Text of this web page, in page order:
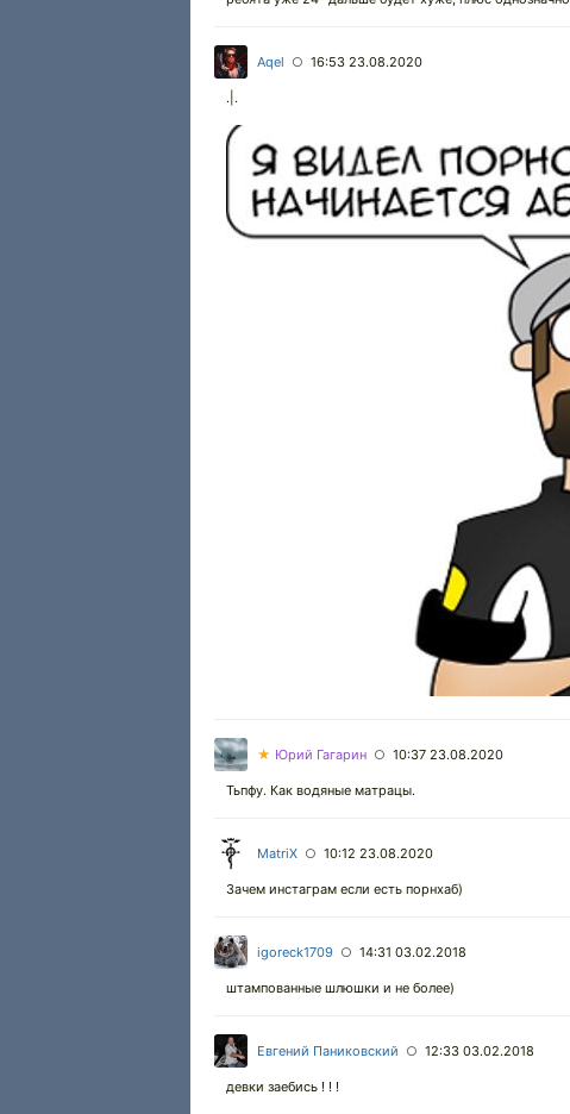
Aqel ○ 16:53 23.08.2020
.|.
★ Юрий Гагарин ○ 10:37 23.08.2020
Тьпфу. Как водяные матрацы.
MatriX ○ 10:12 23.08.2020
Зачем инстаграм если есть порнхаб)
igoreck1709 ○ 14:31 03.02.2018
штампованные шлюшки и не более)
Евгений Паниковский ○ 12:33 03.02.2018
девки заебись ! ! !